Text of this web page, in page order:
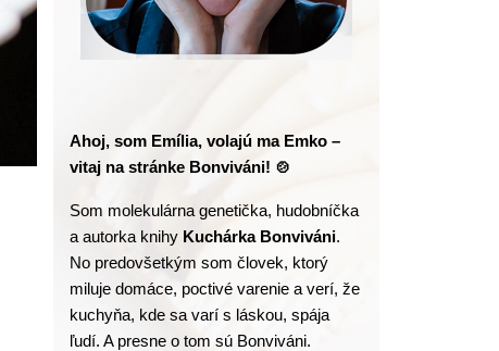
Ahoj, som Emília, volajú ma Emko –
vitaj na stránke Bonviváni! 🍲
Som molekulárna genetička, hudobníčka
a autorka knihy Kuchárka Bonviváni.
No predovšetkým som človek, ktorý
miluje domáce, poctivé varenie a verí, že
kuchyňa, kde sa varí s láskou, spája
ľudí. A presne o tom sú Bonviváni.